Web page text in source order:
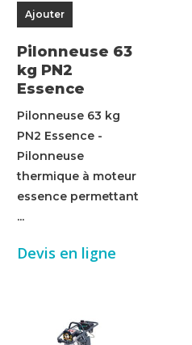
Ajouter
Pilonneuse 63
kg PN2
Essence
Pilonneuse 63 kg
PN2 Essence -
Pilonneuse
thermique à moteur
essence permettant
...
Devis en ligne